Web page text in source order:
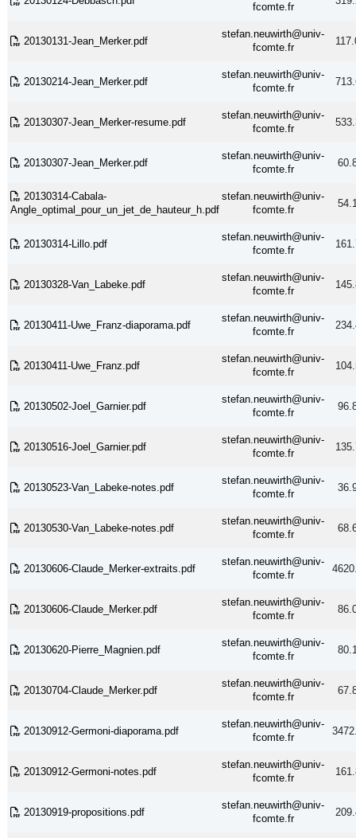
fcomte.fr
20130131-Jean_Merker.pdf
stefan.neuwirth@univ-
fcomte.fr
20130214-Jean_Merker.pdf
stefan.neuwirth@univ-
fcomte.fr
20130307-Jean_Merker-resume.pdf
stefan.neuwirth@univ-
fcomte.fr
20130307-Jean_Merker.pdf
stefan.neuwirth@univ-
fcomte.fr
20130314-Cabala-
Angle_optimal_pour_un_jet_de_hauteur_h.pdf
stefan.neuwirth@univ-
fcomte.fr
20130314-Lillo.pdf
stefan.neuwirth@univ-
fcomte.fr
20130328-Van_Labeke.pdf
stefan.neuwirth@univ-
fcomte.fr
20130411-Uwe_Franz-diaporama.pdf
stefan.neuwirth@univ-
fcomte.fr
20130411-Uwe_Franz.pdf
stefan.neuwirth@univ-
fcomte.fr
20130502-Joel_Garnier.pdf
stefan.neuwirth@univ-
fcomte.fr
20130516-Joel_Garnier.pdf
stefan.neuwirth@univ-
fcomte.fr
20130523-Van_Labeke-notes.pdf
stefan.neuwirth@univ-
fcomte.fr
20130530-Van_Labeke-notes.pdf
stefan.neuwirth@univ-
fcomte.fr
20130606-Claude_Merker-extraits.pdf
stefan.neuwirth@univ-
fcomte.fr
20130606-Claude_Merker.pdf
stefan.neuwirth@univ-
fcomte.fr
20130620-Pierre_Magnien.pdf
stefan.neuwirth@univ-
fcomte.fr
20130704-Claude_Merker.pdf
stefan.neuwirth@univ-
fcomte.fr
20130912-Germoni-diaporama.pdf
stefan.neuwirth@univ-
fcomte.fr
20130912-Germoni-notes.pdf
stefan.neuwirth@univ-
fcomte.fr
20130919-propositions.pdf
stefan.neuwirth@univ-
fcomte.fr